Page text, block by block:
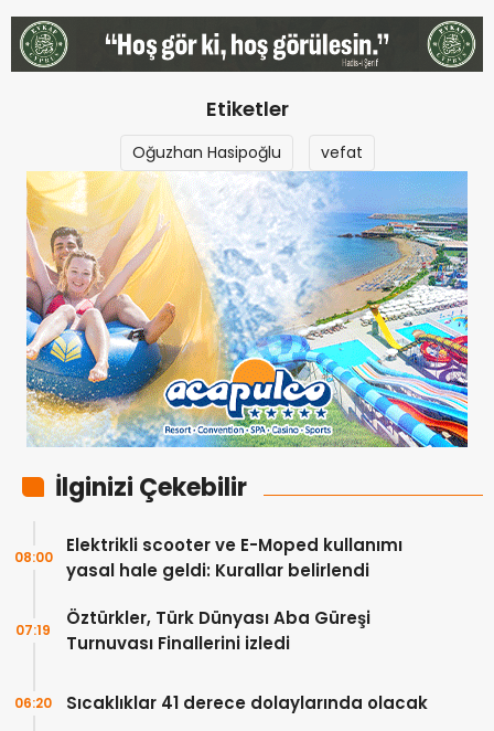
Etiketler
Oğuzhan Hasipoğlu vefat
İlginizi Çekebilir
Elektrikli scooter ve E-Moped kullanımı
yasal hale geldi: Kurallar belirlendi
08:00
Öztürkler, Türk Dünyası Aba Güreşi
Turnuvası Finallerini izledi
07:19
Sıcaklıklar 41 derece dolaylarında olacak
06:20